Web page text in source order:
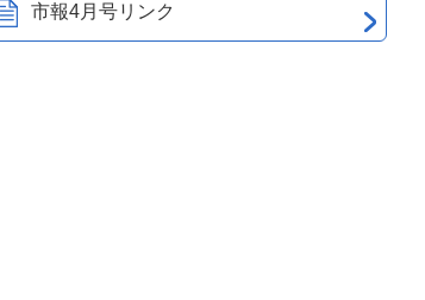
市報4月号リンク